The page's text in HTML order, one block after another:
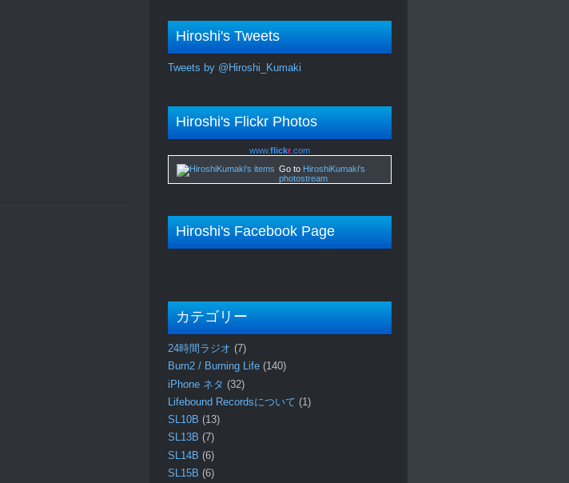
Hiroshi's Tweets
Tweets by @Hiroshi_Kumaki
Hiroshi's Flickr Photos
www.flickr .com
Go to HiroshiKumaki's
photostream
Hiroshi's Facebook Page
カテゴリー
24時間ラジオ (7)
Burn2 / Burning Life (140)
iPhone ネタ (32)
Lifebound Recordsについて (1)
SL10B (13)
SL13B (7)
SL14B (6)
SL15B (6)